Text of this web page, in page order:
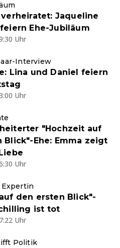
Jaqueline
Ehe-Jubiläum
Uhr
Interview
Lina und Daniel feiern
Uhr
"Hochzeit auf
Blick"-Ehe: Emma zeigt
Uhr
den ersten Blick"-
ist tot
Uhr
Politik